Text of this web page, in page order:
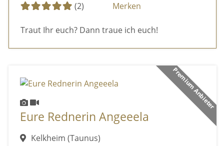
(2)
Merken
Traut Ihr euch? Dann traue ich euch!
Premium Anbieter
Eure Rednerin Angeeela
Kelkheim (Taunus)